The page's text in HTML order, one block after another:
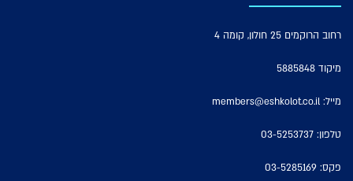
רחוב הרוקמים 25 חולון, קומה 4
מיקוד 5885848
מייל: members@eshkolot.co.il
טלפון: 03-5253737
פקס: 03-5285169